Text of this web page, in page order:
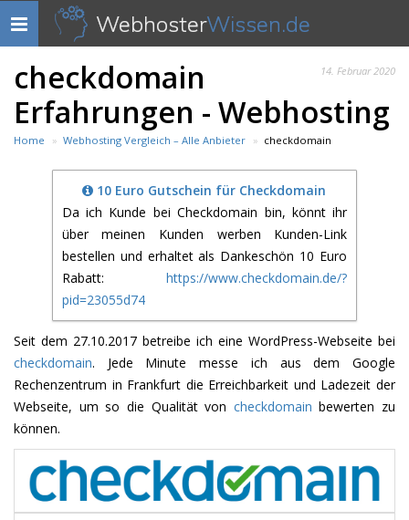
Navigation
anzeigen
WebhosterWissen.de
14. Februar 2020
checkdomain
Erfahrungen - Webhosting
Home Webhosting Vergleich – Alle Anbieter checkdomain
10 Euro Gutschein für Checkdomain
Da ich Kunde bei Checkdomain bin, könnt ihr
über meinen Kunden werben Kunden-Link
bestellen und erhaltet als Dankeschön 10 Euro
Rabatt:https://www.checkdomain.de/?
pid=23055d74
Seit dem 27.10.2017 betreibe ich eine WordPress-Webseite bei
checkdomain. Jede Minute messe ich aus dem Google
Rechenzentrum in Frankfurt die Erreichbarkeit und Ladezeit der
Webseite, um so die Qualität von checkdomain bewerten zu
können.